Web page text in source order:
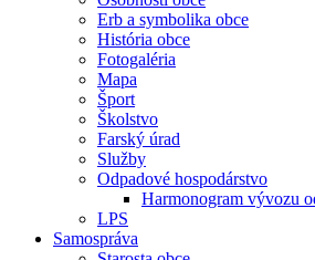
Erb a symbolika obce
História obce
Fotogaléria
Mapa
Šport
Školstvo
Farský úrad
Služby
Odpadové hospodárstvo
Harmonogram vývozu
LPS
Samospráva